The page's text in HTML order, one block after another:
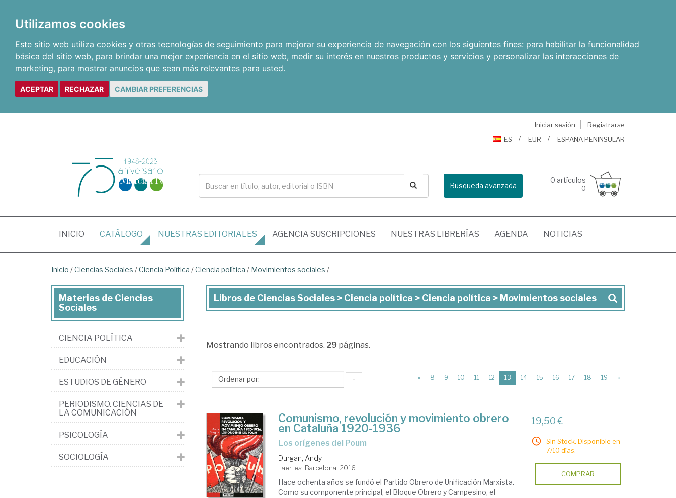
Utilizamos cookies
Este sitio web utiliza cookies y otras tecnologías de seguimiento para mejorar su experiencia de navegación con los siguientes fines: para habilitar la funcionalidad
básica del sitio web, para brindar una mejor experiencia en el sitio web, medir su interés en nuestros productos y servicios y personalizar las interacciones de
marketing, para mostrar anuncios que sean más relevantes para usted.
ACEPTAR RECHAZAR CAMBIAR PREFERENCIAS
Iniciar sesión
Registrarse
ES
EUR ESPAÑA PENINSULAR
Busqueda avanzada
0 artículos
0
INICIO (CURRENT)
CATÁLOGO NUESTRAS EDITORIALES AGENCIA SUSCRIPCIONES NUESTRAS LIBRERÍAS AGENDA NOTICIAS
Inicio /Ciencias Sociales /Ciencia Política /Ciencia política / Movimientos sociales /
Libros
Sociales
Ciencia
>
Ciencia
política
>
Movimientos
sociales
Libros de Ciencias Sociales > Ciencia política > Ciencia política > Movimientos sociales
Mostrando libros encontrados. 29 páginas.
↑ « 8 9 10 11 12 13 (current)
14 15 16 17 18 19 »
Comunismo, revolución y movimiento obrero
en Cataluña 1920-1936
los orígenes del Poum
Durgan, Andy
Laertes. Barcelona, 2016
Hace ochenta años se fundó el Partido Obrero de Unificación Marxista.
Como su componente principal, el Bloque Obrero y Campesino, el
19,50 €
Sin Stock. Disponible en
7/10 días.
COMPRAR
Materias de Ciencias
Sociales
CIENCIA POLÍTICA
EDUCACIÓN
ESTUDIOS DE GÉNERO
PERIODISMO. CIENCIAS DE
LA COMUNICACIÓN
PSICOLOGÍA
SOCIOLOGÍA